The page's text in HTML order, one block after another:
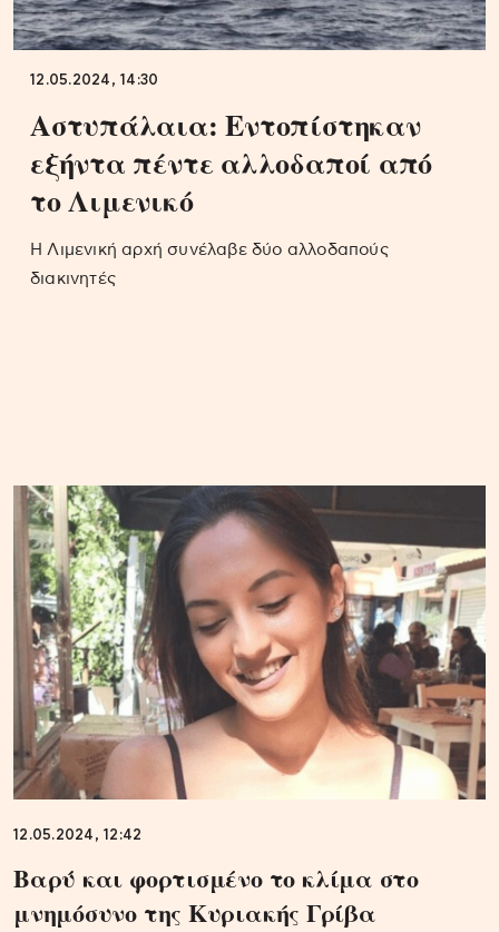
12.05.2024, 14:30
Αστυπάλαια: Εντοπίστηκαν
εξήντα πέντε αλλοδαποί από
το Λιμενικό
Η Λιμενική αρχή συνέλαβε δύο αλλοδαπούς
διακινητές
12.05.2024, 12:42
Βαρύ και φορτισμένο το κλίμα στο
μνημόσυνο της Κυριακής Γρίβα